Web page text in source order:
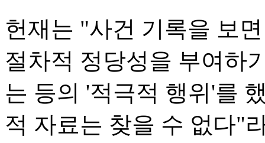
헌재는 "사건 기록을 보
절차적 정당성을 부여하
는 등의 '적극적 행위'를
적 자료는 찾을 수 없다"